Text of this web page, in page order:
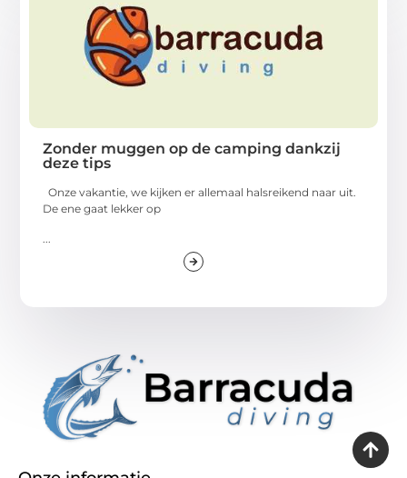
Zonder muggen op de camping dankzij
deze tips
Onze vakantie, we kijken er allemaal halsreikend naar uit.
De ene gaat lekker op